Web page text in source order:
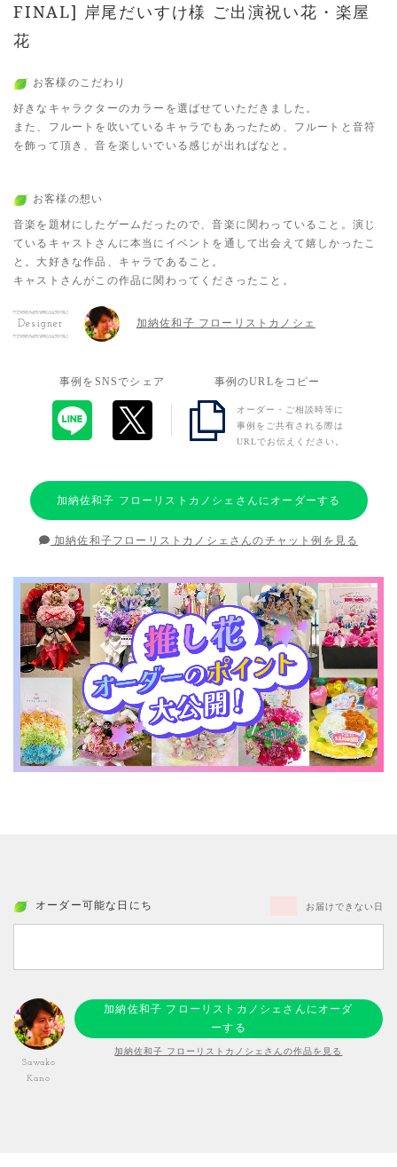
FINAL] 岸尾だいすけ様 ご出演祝い花・楽屋
花
お客様のこだわり
好きなキャラクターのカラーを選ばせていただきました。
また、フルートを吹いているキャラでもあったため、フルートと音符
を飾って頂き、音を楽しいでいる感じが出ればなと。
お客様の想い
音楽を題材にしたゲームだったので、音楽に関わっていること。演じ
ているキャストさんに本当にイベントを通して出会えて嬉しかったこ
と。大好きな作品、キャラであること。
キャストさんがこの作品に関わってくださったこと。
Designer 加納佐和子 フローリストカノシェ
事例をSNSでシェア 事例のURLをコピー
オーダー・ご相談時等に
事例をご共有される際は
URLでお伝えください。
加納佐和子 フローリストカノシェさんにオーダーする
加納佐和子フローリストカノシェさんのチャット例を見る
オーダー可能な日にち お届けできない日
Sawako
Kano
加納佐和子 フローリストカノシェさんにオーダ
ーする
加納佐和子 フローリストカノシェさんの作品を見る